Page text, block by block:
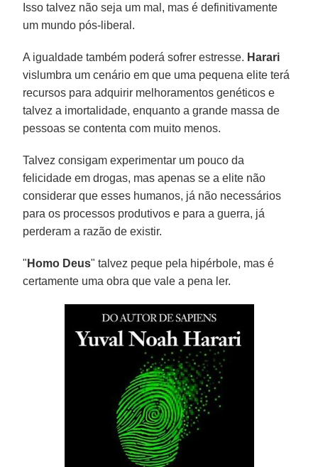
Isso talvez não seja um mal, mas é definitivamente
um mundo pós-liberal.
A igualdade também poderá sofrer estresse. Harari
vislumbra um cenário em que uma pequena elite terá
recursos para adquirir melhoramentos genéticos e
talvez a imortalidade, enquanto a grande massa de
pessoas se contenta com muito menos.
Talvez consigam experimentar um pouco da
felicidade em drogas, mas apenas se a elite não
considerar que esses humanos, já não necessários
para os processos produtivos e para a guerra, já
perderam a razão de existir.
" Homo Deus" talvez peque pela hipérbole, mas é
certamente uma obra que vale a pena ler.